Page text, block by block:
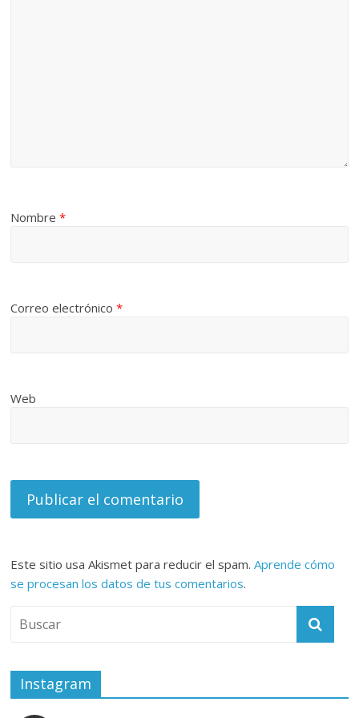
Nombre*
Correo electrónico*
Web
Este sitio usa Akismet para reducir el spam.Aprende cómo
se procesan los datos de tus comentarios.
Instagram